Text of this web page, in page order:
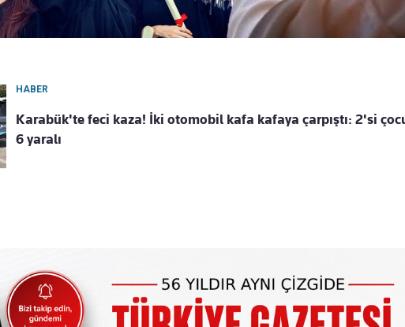
HABER
Karabük'te feci kaza! İki otomobil kafa kafaya çarpıştı: 2'si
6 yaralı